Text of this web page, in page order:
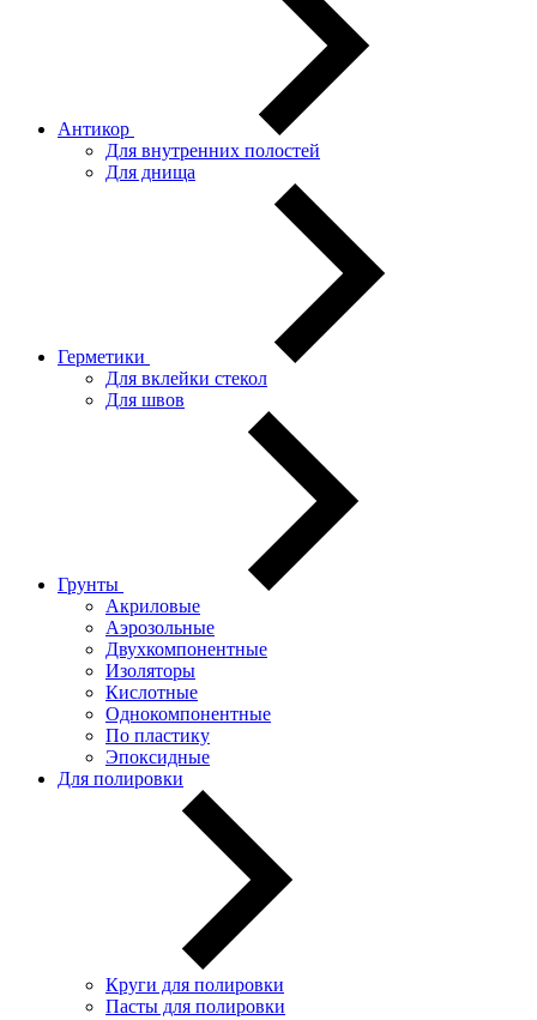
Антикор
Для внутренних полостей
Для днища
Герметики
Для вклейки стекол
Для швов
Грунты
Акриловые
Аэрозольные
Двухкомпонентные
Изоляторы
Кислотные
Однокомпонентные
По пластику
Эпоксидные
Для полировки
Круги для полировки
Пасты для полировки